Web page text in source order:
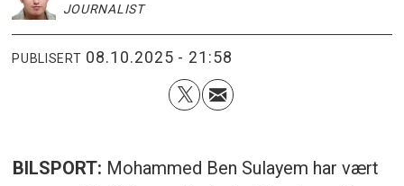
JOURNALIST
PUBLISERT 08.10.2025 - 21:58
BILSPORT: Mohammed Ben Sulayem har vært